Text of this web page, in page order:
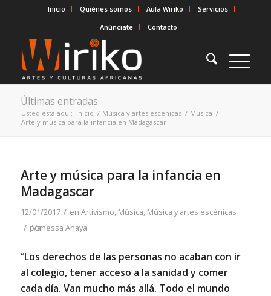
Inicio Quiénes somos Aula Wiriko
Servicios
Anúnciate
Contacto
Últimas entradas
Usted está aquí: Inicio / Música y artes escénicas / Música /
Arte y música para la infancia en Madagascar
Arte y música para la infancia en
Madagascar
12/01/2017 / en Artivismo, Música, Música y artes escénicas
/ por
Vanessa Anaya
“Los derechos de las personas no acaban con ir
al colegio, tener acceso a la sanidad y comer
cada día. Van mucho más allá. Todo el mundo